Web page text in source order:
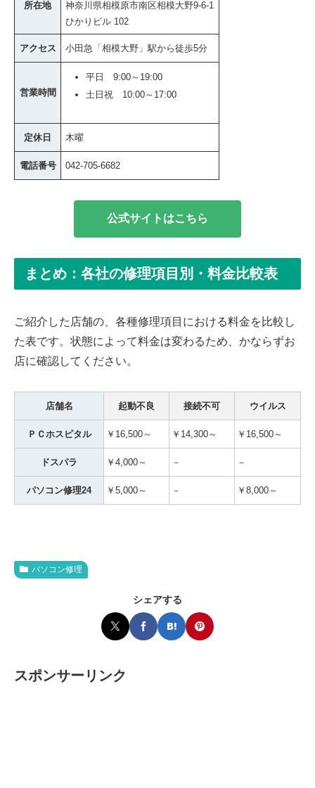
所在地
神奈川県相模原市南区相模大野9-6-1
ひかりビル 102
アクセス 小田急「相模大野」駅から徒歩5分
営業時間
平日 9:00～19:00
土日祝 10:00～17:00
定休日 木曜
電話番号 042-705-6682
公式サイトはこちら
まとめ：各社の修理項目別・料金比較表
ご紹介した店舗の、各種修理項目における料金を比較し
た表です。状態によって料金は変わるため、かならずお
店に確認してください。
店舗名 起動不良 接続不可 ウイルス
ＰＣホスピタル ￥16,500～ ￥14,300～ ￥16,500～
ドスパラ ￥4,000～ － －
パソコン修理24 ￥5,000～ － ￥8,000～
パソコン修理
シェアする
スポンサーリンク